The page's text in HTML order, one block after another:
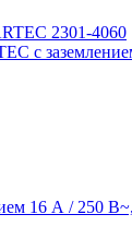
с
16 А / 250